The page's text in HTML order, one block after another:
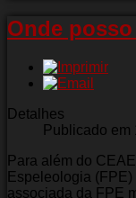
Onde
Detalhes
Publicado em
Para além do
Espeleologia
associada da FPE